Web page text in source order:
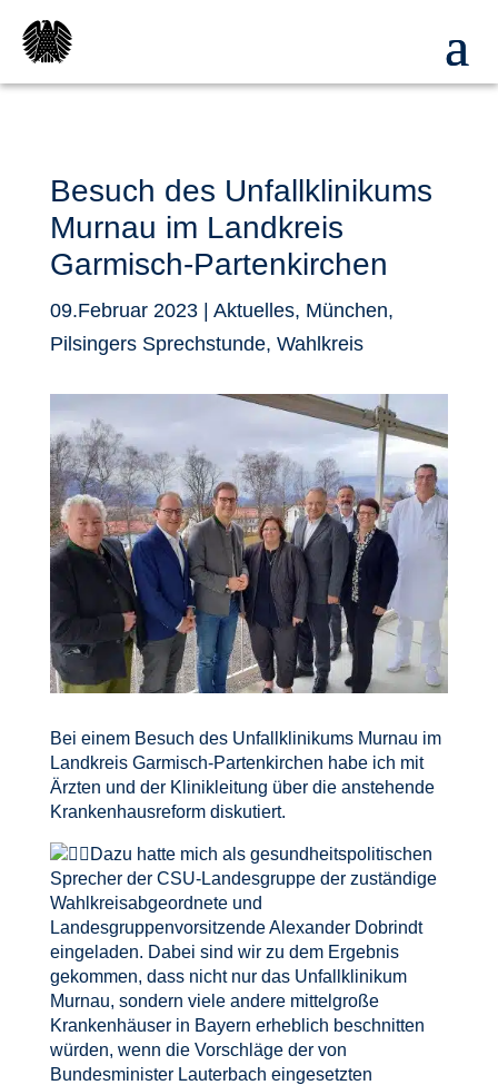
Besuch des Unfallklinikums
Murnau im Landkreis
Garmisch-Partenkirchen
09.Februar 2023| Aktuelles, München,
Pilsingers Sprechstunde, Wahlkreis
Bei einem Besuch des Unfallklinikums Murnau im
Landkreis Garmisch-Partenkirchen habe ich mit
Ärzten und der Klinikleitung über die anstehende
Krankenhausreform diskutiert.
Dazu hatte mich als gesundheitspolitischen
Sprecher der CSU-Landesgruppe der zuständige
Wahlkreisabgeordnete und
Landesgruppenvorsitzende Alexander Dobrindt
eingeladen. Dabei sind wir zu dem Ergebnis
gekommen, dass nicht nur das Unfallklinikum
Murnau, sondern viele andere mittelgroße
Krankenhäuser in Bayern erheblich beschnitten
würden, wenn die Vorschläge der von
Bundesminister Lauterbach eingesetzten